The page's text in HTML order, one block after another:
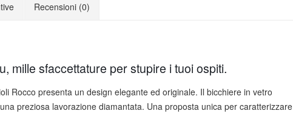
Recensioni (0)
mille sfaccettature per stupire i tuoi ospiti.
Rocco presenta un design elegante ed originale. Il bicchiere in vetro
preziosa lavorazione diamantata. Una proposta unica per caratterizzare